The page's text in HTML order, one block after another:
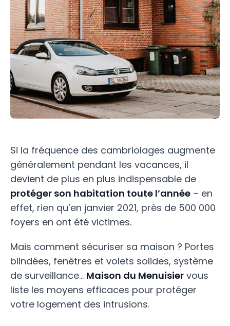
Si la fréquence des cambriolages augmente
généralement pendant les vacances, il
devient de plus en plus indispensable de
protéger son habitation toute l’année – en
effet, rien qu’en janvier 2021, près de 500 000
foyers en ont été victimes.
Mais comment sécuriser sa maison ? Portes
blindées, fenêtres et volets solides, système
de surveillance… Maison du Menuisier vous
liste les moyens efficaces pour protéger
votre logement des intrusions.